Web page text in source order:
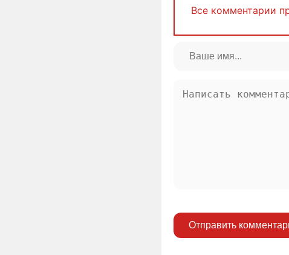
Все комментарии
Отправить